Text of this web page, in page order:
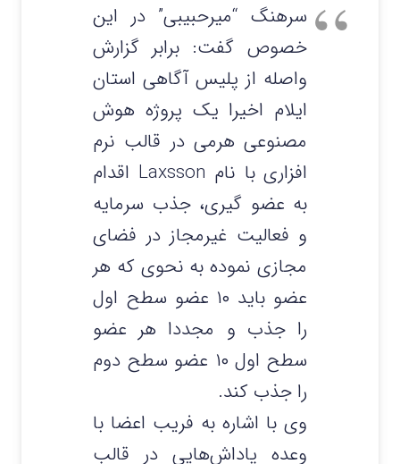
سرهنگ “میرحبیبی” در این
خصوص گفت: برابر گزارش
واصله از پلیس آگاهی استان
ایلام اخیرا یک پروژه هوش
مصنوعی هرمی در قالب نرم
افزاری با نام Laxsson اقدام
به عضو گیری، جذب سرمایه
و فعالیت غیرمجاز در فضای
مجازی نموده به نحوی که هر
عضو باید ۱۰ عضو سطح اول
را جذب و مجددا هر عضو
سطح اول ۱۰ عضو سطح دوم
را جذب کند.
وی با اشاره به فریب اعضا با
وعده پاداش‌هایی در قالب